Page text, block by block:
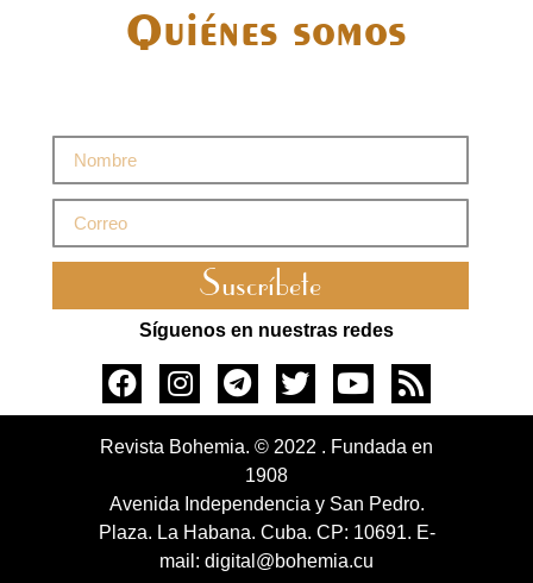
Quiénes somos
Suscríbete
Síguenos en nuestras redes
Revista Bohemia. © 2022 . Fundada en
1908
Avenida Independencia y San Pedro.
Plaza. La Habana. Cuba. CP: 10691. E-
mail: digital@bohemia.cu